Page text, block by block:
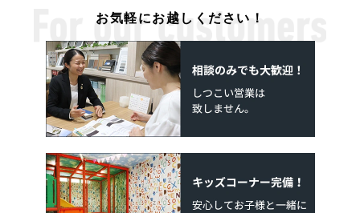
お気軽にお越しください！